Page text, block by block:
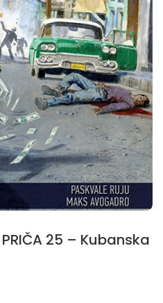
PRIČA 25 – Kubanska